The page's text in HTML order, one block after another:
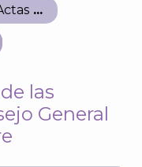
del Consejo
las
General